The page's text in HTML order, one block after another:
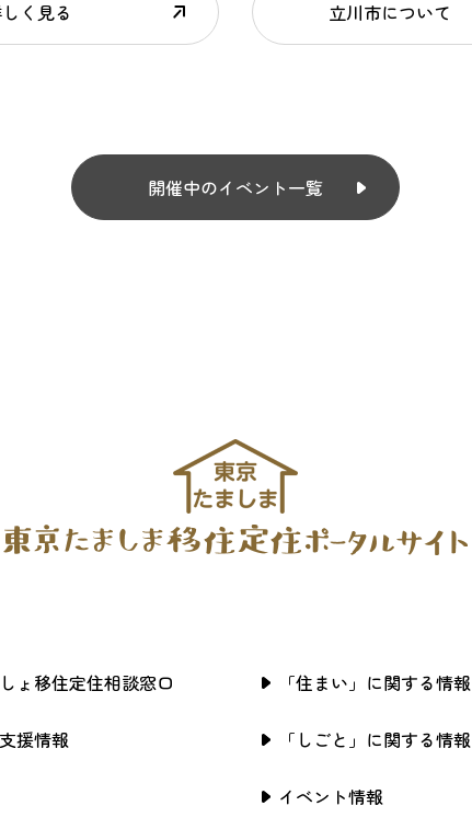
く見る 立川市について
開催中のイベント一覧
ょ移住定住相談窓口
援情報
「住まい」に関する情報
「しごと」に関する情報
イベント情報